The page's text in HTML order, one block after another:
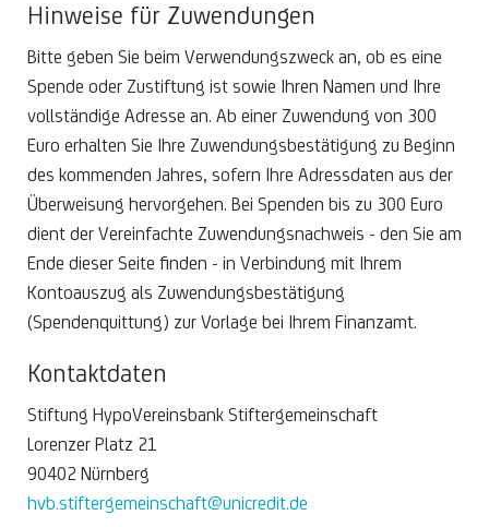
Hinweise für Zuwendungen
Bitte geben Sie beim Verwendungszweck an, ob es eine
Spende oder Zustiftung ist sowie Ihren Namen und Ihre
vollständige Adresse an. Ab einer Zuwendung von 300
Euro erhalten Sie Ihre Zuwendungsbestätigung zu Beginn
des kommenden Jahres, sofern Ihre Adressdaten aus der
Überweisung hervorgehen. Bei Spenden bis zu 300 Euro
dient der Vereinfachte Zuwendungsnachweis - den Sie am
Ende dieser Seite finden - in Verbindung mit Ihrem
Kontoauszug als Zuwendungsbestätigung
(Spendenquittung) zur Vorlage bei Ihrem Finanzamt.
Kontaktdaten
Stiftung HypoVereinsbank Stiftergemeinschaft
Lorenzer Platz 21
90402 Nürnberg
hvb.stiftergemeinschaft@unicredit.de